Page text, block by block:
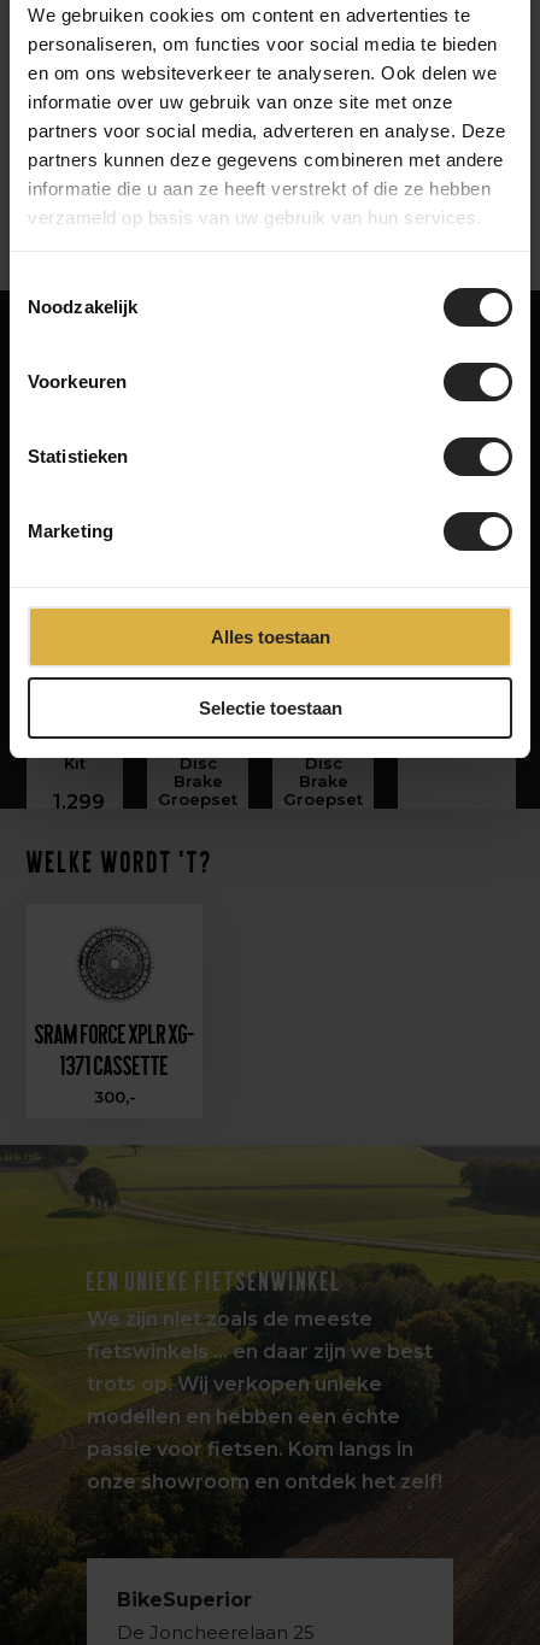
We gebruiken cookies om content en advertenties te
personaliseren, om functies voor social media te bieden
en om ons websiteverkeer te analyseren. Ook delen we
informatie over uw gebruik van onze site met onze
partners voor social media, adverteren en analyse. Deze
partners kunnen deze gegevens combineren met andere
informatie die u aan ze heeft verstrekt of die ze hebben
verzameld op basis van uw gebruik van hun services.
Noodzakelijk
Voorkeuren
Statistieken
Marketing
Alles toestaan
Selectie toestaan
‹ ›
bekijk onze bedrijfsvideo
Upgrade
Kit
1,299
SRAM
eTap
speed
Disc
Brake
Groepset
SRAM
eTap
speed
Disc
Brake
Groepset
Welke wordt 't?
Sram Force XPLR XG-
1371 Cassette
300,-
EEN UNIEKE FIETSENWINKEL
We zijn niet zoals de meeste
fietswinkels … en daar zijn we best
trots op. Wij verkopen unieke
modellen en hebben een échte
passie voor fietsen. Kom langs in
onze showroom en ontdek het zelf!
BikeSuperior
De Joncheerelaan 25